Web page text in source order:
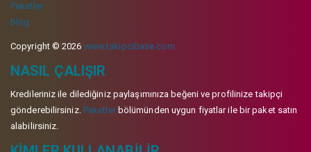
Paketler
Blog
Copyright © 2026 www.takipcibase.com
NASIL ÇALIŞIR
Kredileriniz ile dilediğiniz paylaşımınıza beğeni ve profilinize takipçi
gönderebilirsiniz. Paketlerbölümünden uygun fiyatlar ile bir paket satın
alabilirsiniz.